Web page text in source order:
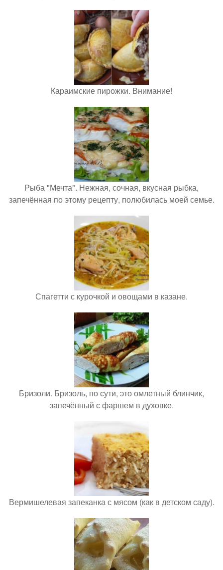
Караимские пирожки. Внимание!
Рыба "Мечта". Нежная, сочная, вкусная рыбка,
запечённая по этому рецепту, полюбилась моей семье.
Спагетти с курочкой и овощами в казане.
Бризоли. Бризоль, по сути, это омлетный блинчик,
запечённый с фаршем в духовке.
Вермишелевая запеканка с мясом (как в детском саду).